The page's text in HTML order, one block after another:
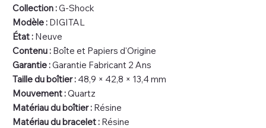
Collection :G-Shock
Modèle :DIGITAL
État :Neuve
Contenu :Boîte et Papiers d'Origine
Garantie :Garantie Fabricant 2 Ans
Taille du boîtier :48,9 × 42,8 × 13,4 mm
Mouvement :Quartz
Matériau du boîtier :Résine
Matériau du bracelet :Résine